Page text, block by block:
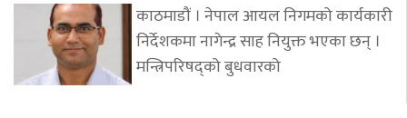
काठमाडौं । नेपाल आयल निगमको कार्यकारी
निर्देशकमा नागेन्द्र साह नियुक्त भएका छन् ।
मन्त्रिपरिषद्को बुधवारको